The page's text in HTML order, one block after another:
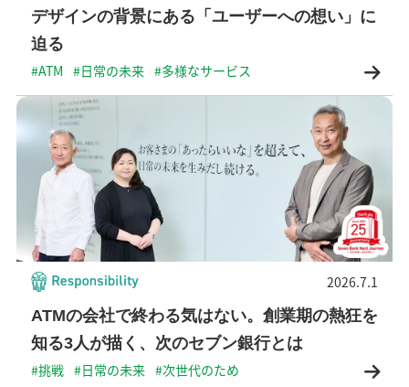
デザインの背景にある「ユーザーへの想い」に
迫る
#ATM #日常の未来 #多様なサービス
2026.7.1
ATMの会社で終わる気はない。創業期の熱狂を
知る3人が描く、次のセブン銀行とは
#挑戦 #日常の未来 #次世代のため